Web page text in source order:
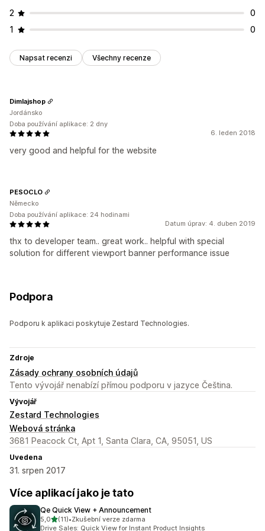
2
0
1
0
Napsat recenzi Všechny recenze
6. leden 2018
very good and helpful for the website
Dimlajshop
Jordánsko
Doba používání aplikace: 2 dny
Datum úprav: 4. duben 2019
thx to developer team.. great work.. helpful with special
solution for different viewport banner performance issue
PESOCLO
Německo
Doba používání aplikace: 24 hodinami
Podpora
Podporu k aplikaci poskytuje Zestard Technologies.
Zdroje
Zásady ochrany osobních údajů
Tento vývojář nenabízí přímou podporu v jazyce Čeština.
Vývojář
Zestard Technologies
Webová stránka
3681 Peacock Ct, Apt 1, Santa Clara, CA, 95051, US
Uvedena
31. srpen 2017
Více aplikací jako je tato
Qe Quick View + Announcement
5,0z 5 hvězd
(11)
Celkový počet recenzí: 11
•Zkušební verze zdarma
Drive Sales: Quick View for Instant Product Insights